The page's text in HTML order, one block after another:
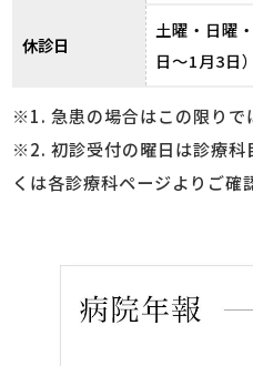
休診日
土曜・日曜
日～1月3日）
※1. 急患の場合はこの限りで
※2. 初診受付の曜日は診療科
くは各診療科ページよりご確